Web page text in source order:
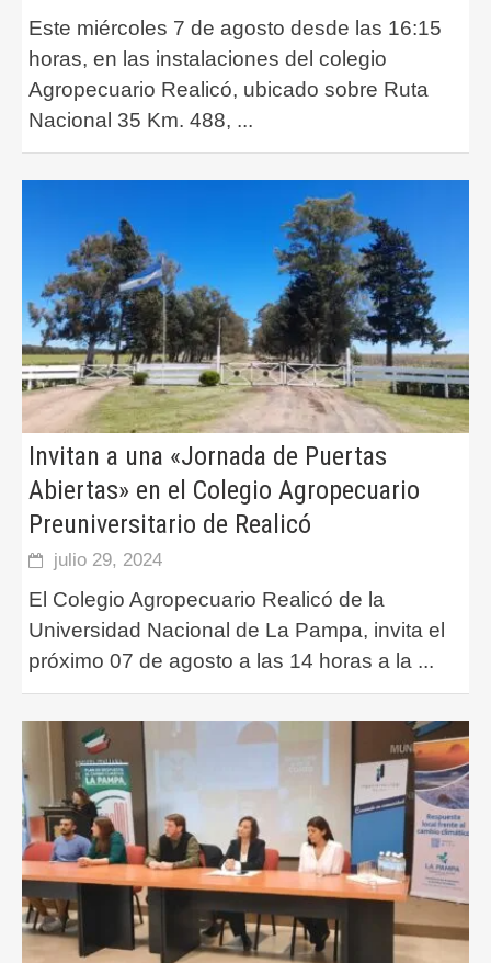
Este miércoles 7 de agosto desde las 16:15
horas, en las instalaciones del colegio
Agropecuario Realicó, ubicado sobre Ruta
Nacional 35 Km. 488, ...
Invitan a una «Jornada de Puertas
Abiertas» en el Colegio Agropecuario
Preuniversitario de Realicó
julio 29, 2024
El Colegio Agropecuario Realicó de la
Universidad Nacional de La Pampa, invita el
próximo 07 de agosto a las 14 horas a la ...